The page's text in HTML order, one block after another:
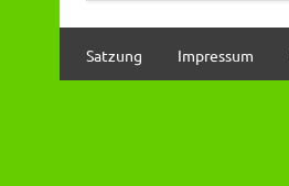
Satzung Impressum